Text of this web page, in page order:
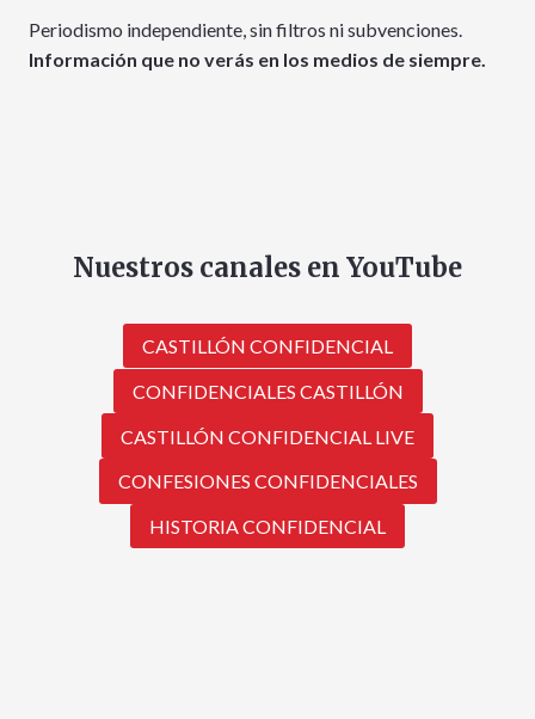
Periodismo independiente, sin filtros ni subvenciones.
Información que no verás en los medios de siempre.
Nuestros canales en YouTube
CASTILLÓN CONFIDENCIAL
CONFIDENCIALES CASTILLÓN
CASTILLÓN CONFIDENCIAL LIVE
CONFESIONES CONFIDENCIALES
HISTORIA CONFIDENCIAL